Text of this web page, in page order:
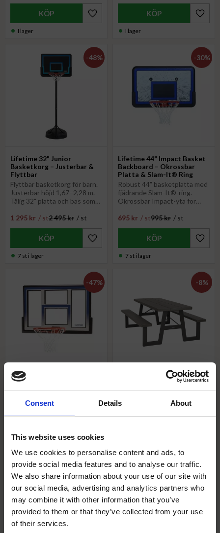
Consent Details About
This website uses cookies
We use cookies to personalise content and ads, to
provide social media features and to analyse our traffic.
We also share information about your use of our site with
our social media, advertising and analytics partners who
may combine it with other information that you’ve
provided to them or that they’ve collected from your use
of their services.
Lägg till i favoriter
I lager
Lägg
I lager
Lifetime 32" Junior
Basketkorg – Justerbar &
Flyttbar
Flyttbar basketkorg för barn.
Justerbar höjd 1,67–2,28 m.
Tålig 32" platta och bas som
Perfekt för aktiv lek utomhus
1 295 kr / st2 495kr / st
48%
Lägg till i favoriter
7 st i lager
Lifetime 44" Impact Basket
Backboard – Okrossbar
Platta & Slam-It® Ring
Robust 44" basketplatta med
fjädrande Slam-It®-ring.
Okrossbar Impact-yta för
Monteringsfäste köpes
hemmaplan!
695 kr / st995kr / st
30%
Lägg
7 st i lager
Lifetime 48" Backboard
basket- Shatterproof
Backboard & Rim Kombo
med fjädrande Slam-It®-ring.
utomhusbruk. Obs:
Monteringsfäste säljs
separat.
1 495 kr /st2 795kr /st
47%
Lägg till i favoriter
8 st i lager
Lifetime Bord/Bänkset för 6
personer Mörkbrun
Lifetime Bord/Bänkset:
polyeten. För 6 personer, lätt
8%
Lägg
I lager
%
close
Välkommen till Sydhandel!